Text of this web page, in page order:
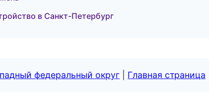
в Санкт-Петербург
федеральный округ Главная страница